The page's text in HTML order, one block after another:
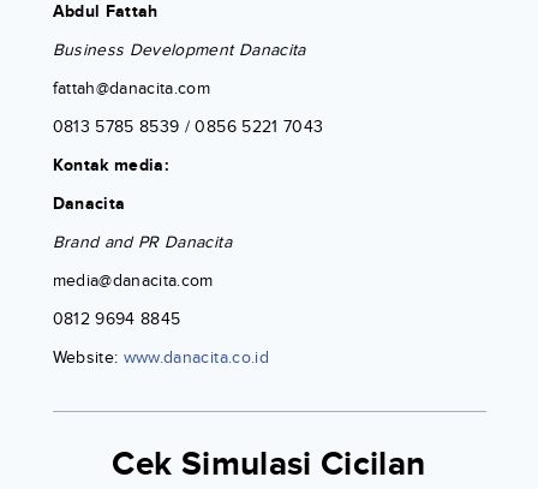
Abdul Fattah
Business Development Danacita
fattah@danacita.com
0813 5785 8539 / 0856 5221 7043
Kontak media:
Danacita
Brand and PR Danacita
media@danacita.com
0812 9694 8845
Website: www.danacita.co.id
Cek Simulasi Cicilan